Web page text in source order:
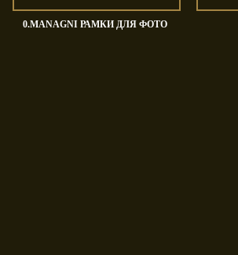
0.MANAGNI РАМКИ ДЛЯ ФОТО
Swan Tomassi Cucine